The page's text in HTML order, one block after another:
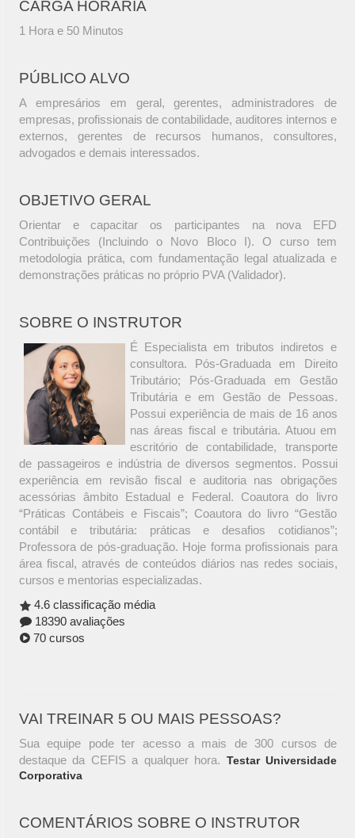
CARGA HORÁRIA
1 Hora e 50 Minutos
PÚBLICO ALVO
A empresários em geral, gerentes, administradores de
empresas, profissionais de contabilidade, auditores internos e
externos, gerentes de recursos humanos, consultores,
advogados e demais interessados.
OBJETIVO GERAL
Orientar e capacitar os participantes na nova EFD
Contribuições (Incluindo o Novo Bloco I). O curso tem
metodologia prática, com fundamentação legal atualizada e
demonstrações práticas no próprio PVA (Validador).
SOBRE O INSTRUTOR
É Especialista em tributos indiretos e
consultora. Pós-Graduada em Direito
Tributário; Pós-Graduada em Gestão
Tributária e em Gestão de Pessoas.
Possui experiência de mais de 16 anos
nas áreas fiscal e tributária. Atuou em
escritório de contabilidade, transporte
de passageiros e indústria de diversos segmentos. Possui
experiência em revisão fiscal e auditoria nas obrigações
acessórias âmbito Estadual e Federal. Coautora do livro
“Práticas Contábeis e Fiscais”; Coautora do livro “Gestão
contábil e tributária: práticas e desafios cotidianos”;
Professora de pós-graduação. Hoje forma profissionais para
área fiscal, através de conteúdos diários nas redes sociais,
cursos e mentorias especializadas.
4.6 classificação média
18390 avaliações
70 cursos
VAI TREINAR 5 OU MAIS PESSOAS?
Sua equipe pode ter acesso a mais de 300 cursos de
destaque da CEFIS a qualquer hora. Testar Universidade
Corporativa
COMENTÁRIOS SOBRE O INSTRUTOR